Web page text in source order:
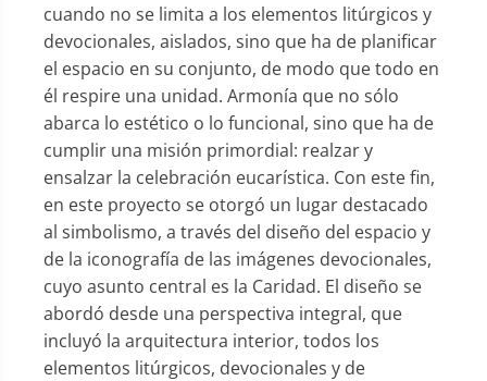
cuando no se limita a los elementos litúrgicos y
devocionales, aislados, sino que ha de planificar
el espacio en su conjunto, de modo que todo en
él respire una unidad. Armonía que no sólo
abarca lo estético o lo funcional, sino que ha de
cumplir una misión primordial: realzar y
ensalzar la celebración eucarística. Con este fin,
en este proyecto se otorgó un lugar destacado
al simbolismo, a través del diseño del espacio y
de la iconografía de las imágenes devocionales,
cuyo asunto central es la Caridad. El diseño se
abordó desde una perspectiva integral, que
incluyó la arquitectura interior, todos los
elementos litúrgicos, devocionales y de